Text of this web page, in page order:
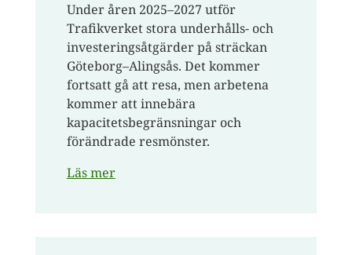
Under åren 2025–2027 utför
Trafikverket stora underhålls- och
investeringsåtgärder på sträckan
Göteborg–Alingsås. Det kommer
fortsatt gå att resa, men arbetena
kommer att innebära
kapacitetsbegränsningar och
förändrade resmönster.
Läs mer